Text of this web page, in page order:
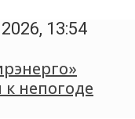
13:54
к непогоде